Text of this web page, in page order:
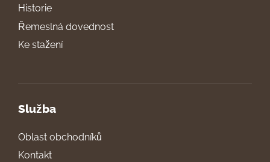
Historie
Řemeslná dovednost
Ke stažení
Služba
Oblast obchodníků
Kontakt